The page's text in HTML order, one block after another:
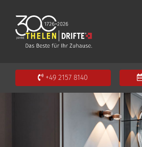
+49 2157 8140